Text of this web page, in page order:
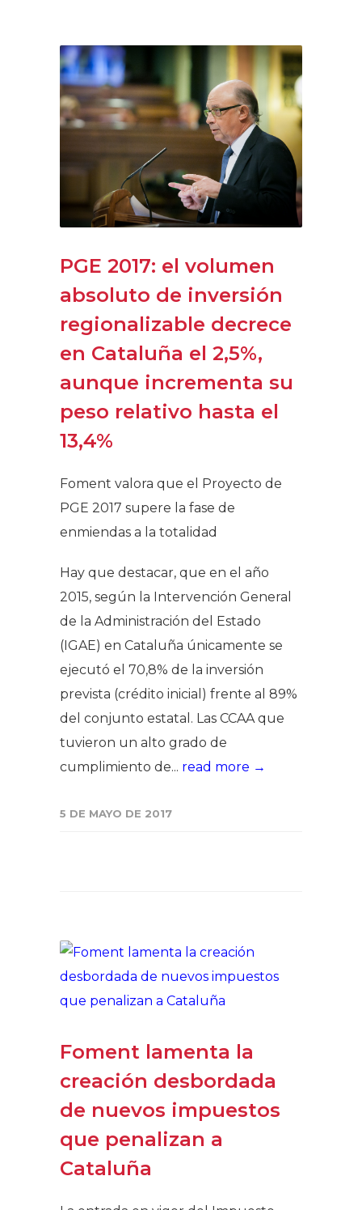
PGE 2017: el volumen
absoluto de inversión
regionalizable decrece
en Cataluña el 2,5%,
aunque incrementa su
peso relativo hasta el
13,4%
Foment valora que el Proyecto de
PGE 2017 supere la fase de
enmiendas a la totalidad
Hay que destacar, que en el año
2015, según la Intervención General
de la Administración del Estado
(IGAE) en Cataluña únicamente se
ejecutó el 70,8% de la inversión
prevista (crédito inicial) frente al 89%
del conjunto estatal. Las CCAA que
tuvieron un alto grado de
cumplimiento de... read more →
5 DE MAYO DE 2017
Foment lamenta la
creación desbordada
de nuevos impuestos
que penalizan a
Cataluña